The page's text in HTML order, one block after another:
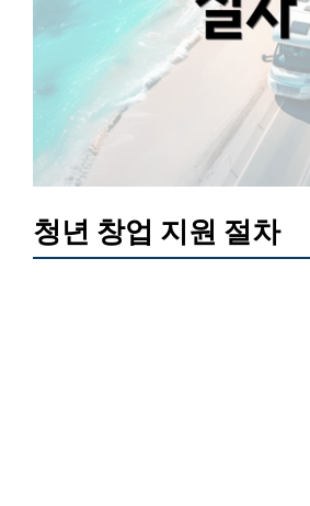
청년 창업 지원 절차